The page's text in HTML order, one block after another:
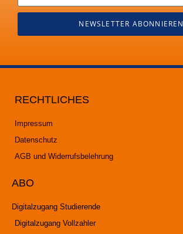
NEWSLETTER ABONNIEREN
RECHTLICHES
Impressum
Datenschutz
AGB und Widerrufsbelehrung
ABO
Digitalzugang Studierende
Digitalzugang Vollzahler